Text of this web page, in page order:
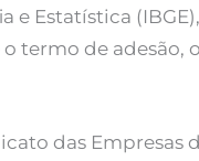
e Estatística
termo de adesão,
das Empresas